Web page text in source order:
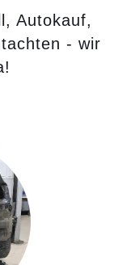
Autokauf,
- wir